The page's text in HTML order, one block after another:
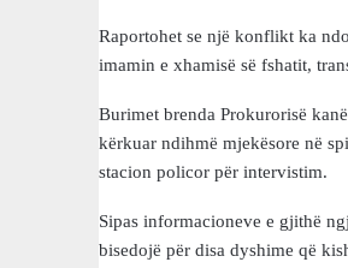
Raportohet se një konflikt ka
imamin e xhamisë së fshatit,
Burimet brenda Prokurorisë
kërkuar ndihmë mjekësore në
stacion policor për intervistim.
Sipas informacioneve e gjithë
bisedojë për disa dyshime që